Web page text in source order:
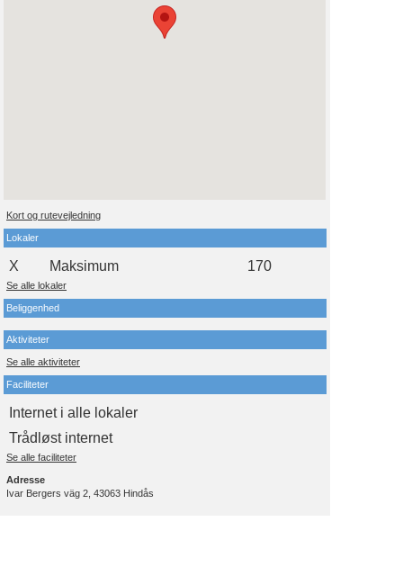
Kort og rutevejledning
Lokaler
X Maksimum 170
Se alle lokaler
Beliggenhed
Aktiviteter
Se alle aktiviteter
Faciliteter
Internet i alle lokaler
Trådløst internet
Se alle faciliteter
Adresse
Ivar Bergers väg 2, 43063 Hindås